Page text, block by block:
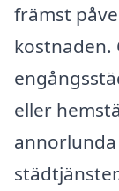
främst
kostnaden.
eller